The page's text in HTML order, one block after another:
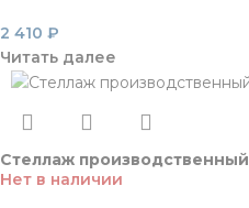
2 410 ₽
Читать далее
Стеллаж
Нет в наличии